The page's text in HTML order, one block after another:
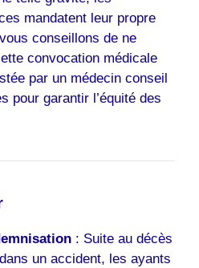
mandatent leur propre
conseillons de ne
convocation médicale
par un médecin conseil
pour garantir l’équité des
: Suite au décès
un accident, les ayants